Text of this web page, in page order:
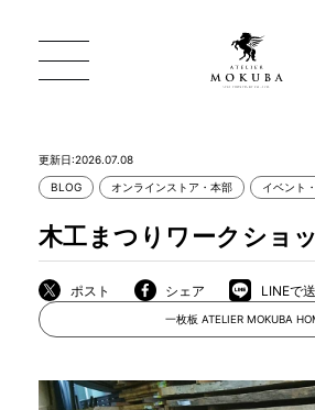
店舗から探す
更新日:2026.07.08
BLOG オンラインストア・本部 イベント
木工まつりワークショ
ポスト シェア LINEで
一枚板 ATELIER MOKUBA